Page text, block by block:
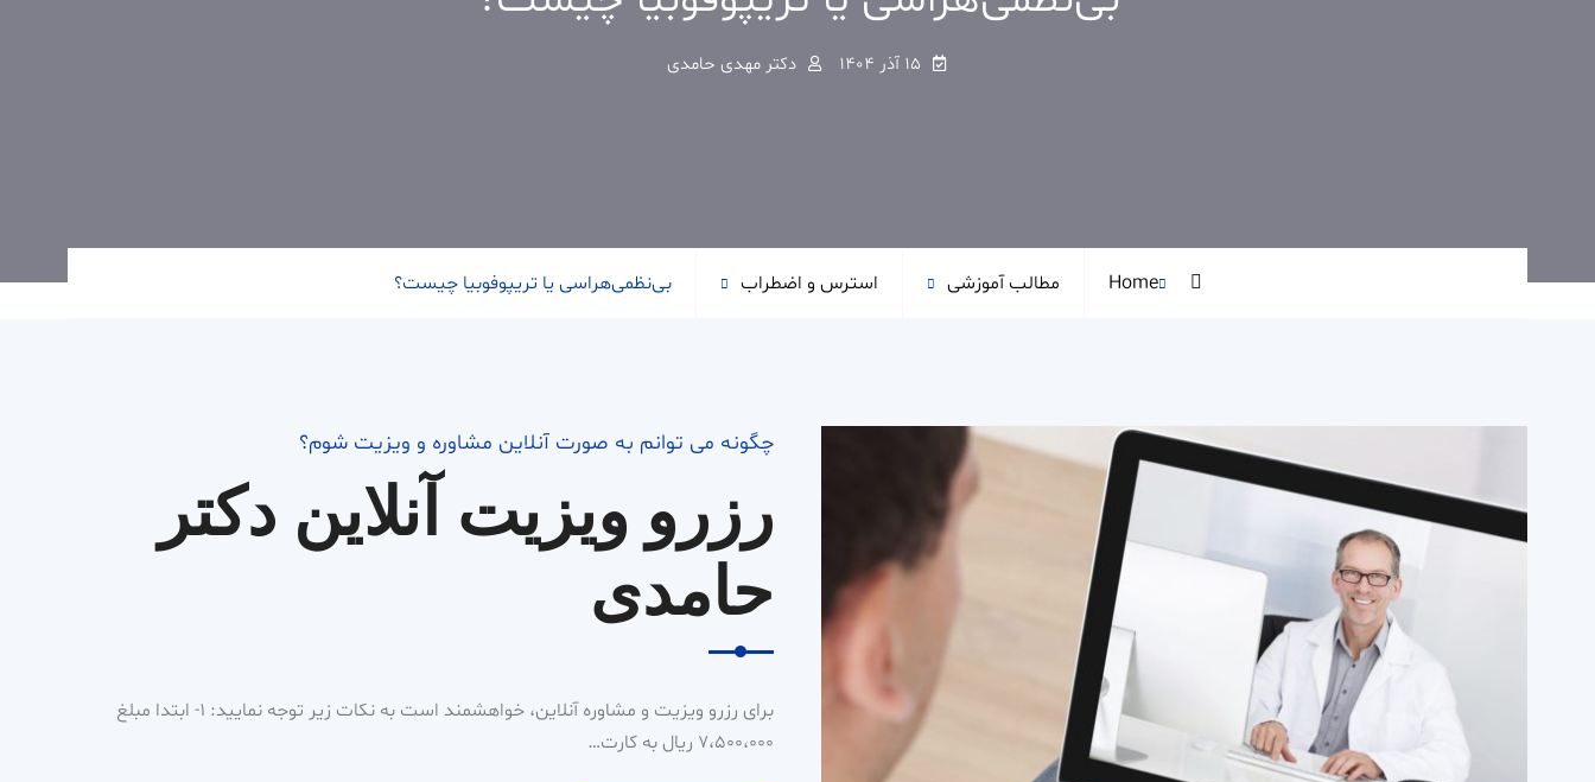
15 آذر 1404 دکتر مهدی حامدی
Home مطالب آموزشی استرس و اضطراب بی‌نظمی‌هراسی یا تریپوفوبیا چیست؟
چگونه می توانم به صورت آنلاین مشاوره و ویزیت شوم؟
رزرو ویزیت آنلاین دکتر
حامدی
برای رزرو ویزیت و مشاوره آنلاین، خواهشمند است به نکات زیر توجه نمایید: 1- ابتدا مبلغ
7،500،000 ریال به کارت…